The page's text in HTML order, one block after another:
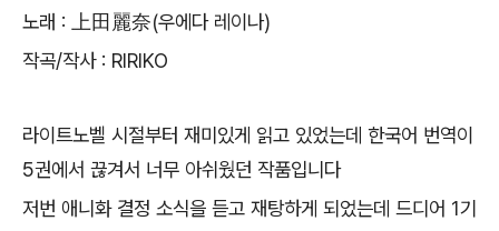
노래 : 上田麗奈(우에다 레이나)
작곡/작사 : RIRIKO
라이트노벨 시절부터 재미있게 읽고 있었는데 한국어 번역이
5권에서 끊겨서 너무 아쉬웠던 작품입니다
저번 애니화 결정 소식을 듣고 재탕하게 되었는데 드디어 1기